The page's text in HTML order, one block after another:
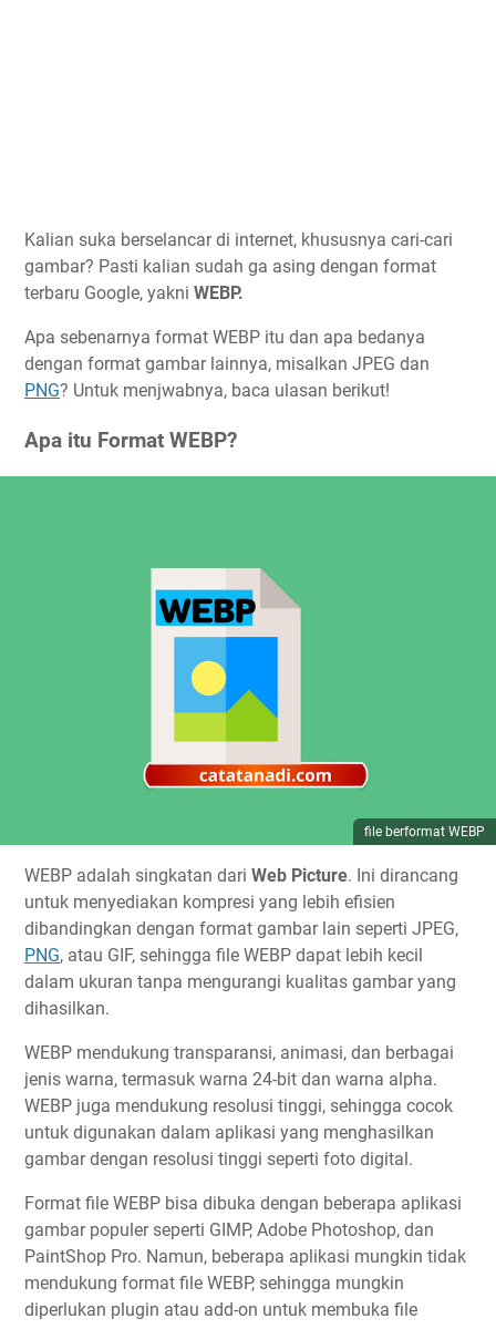
Kalian suka berselancar di internet, khususnya cari-cari
gambar? Pasti kalian sudah ga asing dengan format
terbaru Google, yakni WEBP.
Apa sebenarnya format WEBP itu dan apa bedanya
dengan format gambar lainnya, misalkan JPEG dan
PNG? Untuk menjwabnya, baca ulasan berikut!
Apa itu Format WEBP?
file berformat WEBP
WEBP adalah singkatan dari Web Picture. Ini dirancang
untuk menyediakan kompresi yang lebih efisien
dibandingkan dengan format gambar lain seperti JPEG,
PNG, atau GIF, sehingga file WEBP dapat lebih kecil
dalam ukuran tanpa mengurangi kualitas gambar yang
dihasilkan.
WEBP mendukung transparansi, animasi, dan berbagai
jenis warna, termasuk warna 24-bit dan warna alpha.
WEBP juga mendukung resolusi tinggi, sehingga cocok
untuk digunakan dalam aplikasi yang menghasilkan
gambar dengan resolusi tinggi seperti foto digital.
Format file WEBP bisa dibuka dengan beberapa aplikasi
gambar populer seperti GIMP, Adobe Photoshop, dan
PaintShop Pro. Namun, beberapa aplikasi mungkin tidak
mendukung format file WEBP, sehingga mungkin
diperlukan plugin atau add-on untuk membuka file